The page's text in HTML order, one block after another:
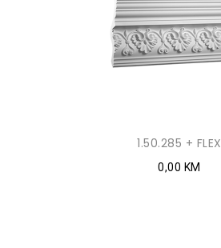
1.50.285 + FLEX
0,00 KM